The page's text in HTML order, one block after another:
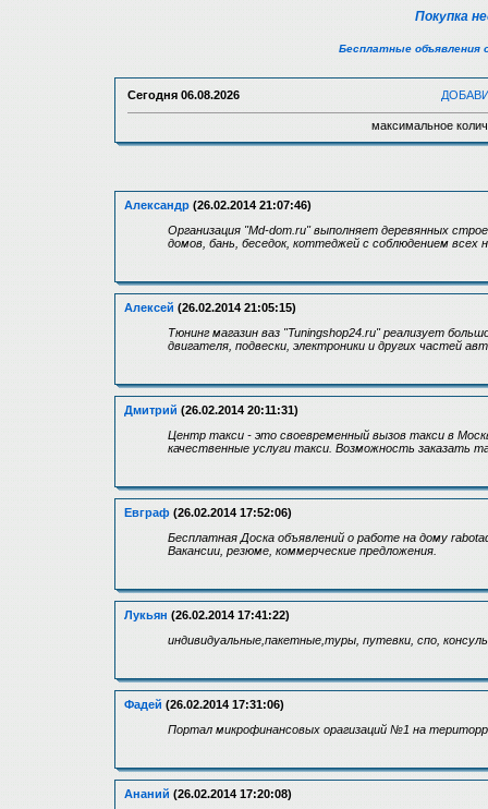
Покупка
Бесплатные объявления
Сегодня 06.08.2026
максимальное
Александр (26.02.2014 21:07:46)
Организация "Md-dom.ru" выполняет деревянных
домов, бань, беседок, коттеджей с соблюдением всех
Алексей (26.02.2014 21:05:15)
Тюнинг магазин ваз "Tuningshop24.ru" реализует
двигателя, подвески, электроники и других частей
Дмитрий (26.02.2014 20:11:31)
Центр такси - это своевременный вызов такси в
качественные услуги такси. Возможность заказать
Евграф (26.02.2014 17:52:06)
Бесплатная Доска объявлений о работе на дому
Вакансии, резюме, коммерческие предложения.
Лукьян (26.02.2014 17:41:22)
индивидуальные,пакетные,туры, путевки, спо,
Фадей (26.02.2014 17:31:06)
Портал микрофинансовых орагизаций №1 на
Ананий (26.02.2014 17:20:08)